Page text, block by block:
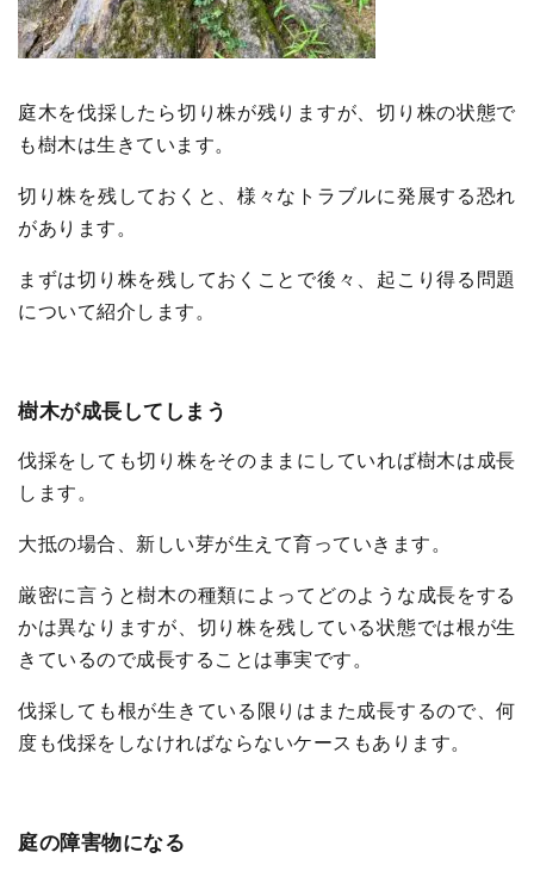
庭木を伐採したら切り株が残りますが、切り株の状態で
も樹木は生きています。
切り株を残しておくと、様々なトラブルに発展する恐れ
があります。
まずは切り株を残しておくことで後々、起こり得る問題
について紹介します。
樹木が成長してしまう
伐採をしても切り株をそのままにしていれば樹木は成長
します。
大抵の場合、新しい芽が生えて育っていきます。
厳密に言うと樹木の種類によってどのような成長をする
かは異なりますが、切り株を残している状態では根が生
きているので成長することは事実です。
伐採しても根が生きている限りはまた成長するので、何
度も伐採をしなければならないケースもあります。
庭の障害物になる